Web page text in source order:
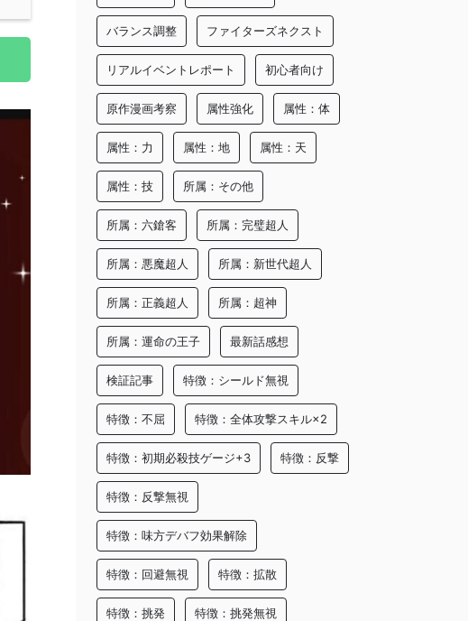
バランス調整 ファイターズネクスト
リアルイベントレポート 初心者向け
原作漫画考察 属性強化 属性：体
属性：力 属性：地 属性：天
属性：技 所属：その他
所属：六鎗客 所属：完璧超人
所属：悪魔超人 所属：新世代超人
所属：正義超人 所属：超神
所属：運命の王子 最新話感想
検証記事 特徴：シールド無視
特徴：不屈 特徴：全体攻撃スキル×2
特徴：初期必殺技ゲージ+3 特徴：反撃
特徴：反撃無視
特徴：味方デバフ効果解除
特徴：回避無視 特徴：拡散
特徴：挑発 特徴：挑発無視